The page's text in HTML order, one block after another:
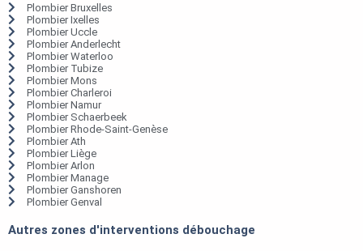
Plombier Bruxelles
Plombier Ixelles
Plombier Uccle
Plombier Anderlecht
Plombier Waterloo
Plombier Tubize
Plombier Mons
Plombier Charleroi
Plombier Namur
Plombier Schaerbeek
Plombier Rhode-Saint-Genèse
Plombier Ath
Plombier Liège
Plombier Arlon
Plombier Manage
Plombier Ganshoren
Plombier Genval
Autres zones d'interventions débouchage